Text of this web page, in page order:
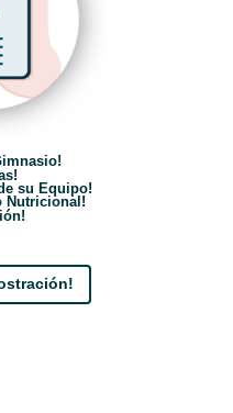
su Equipo!
Nutricional!